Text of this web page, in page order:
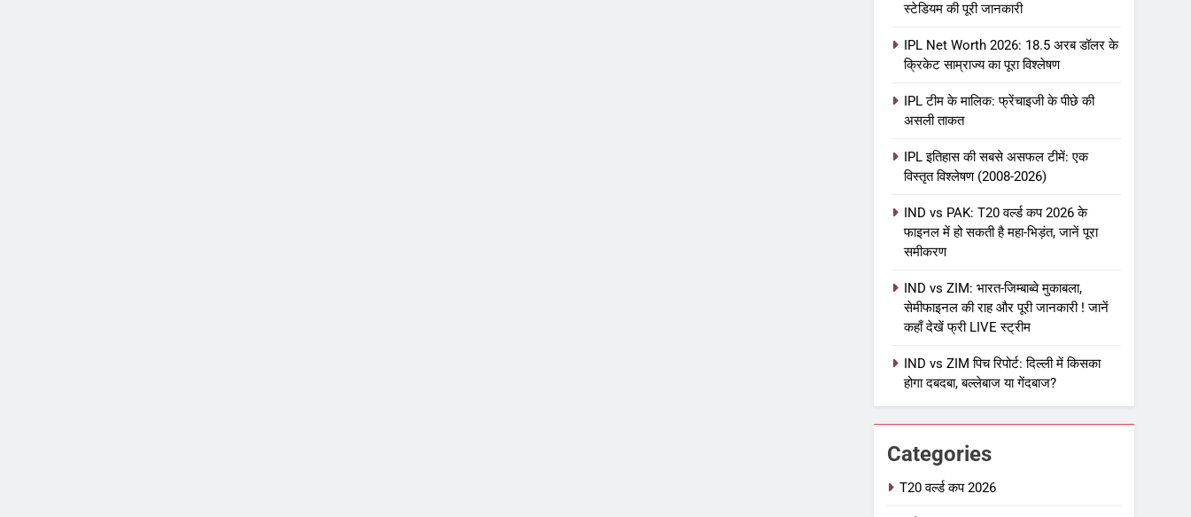
स्टेडियम की पूरी जानकारी
IPL Net Worth 2026: 18.5 अरब डॉलर के
क्रिकेट साम्राज्य का पूरा विश्लेषण
IPL टीम के मालिक: फ्रेंचाइजी के पीछे की
असली ताकत
IPL इतिहास की सबसे असफल टीमें: एक
विस्तृत विश्लेषण (2008-2026)
IND vs PAK: T20 वर्ल्ड कप 2026 के
फाइनल में हो सकती है महा-भिड़ंत, जानें पूरा
समीकरण
IND vs ZIM: भारत-जिम्बाब्वे मुकाबला,
सेमीफाइनल की राह और पूरी जानकारी ! जानें
कहाँ देखें फ्री LIVE स्ट्रीम
IND vs ZIM पिच रिपोर्ट: दिल्ली में किसका
होगा दबदबा, बल्लेबाज या गेंदबाज?
Categories
T20 वर्ल्ड कप 2026
IPL Net Worth 2026: 18.5 अरब
डॉलर के क्रिकेट साम्राज्य का पूरा
विश्लेषण
आईपीएल 2026
IPL टीम के मालिक: फ्रेंचाइजी के पीछे
की असली ताकत
आईपीएल 2026 क्रिकेट
IPL इतिहास की सबसे असफल टीमें: एक
विस्तृत विश्लेषण (2008-2026)
क्रिकेट